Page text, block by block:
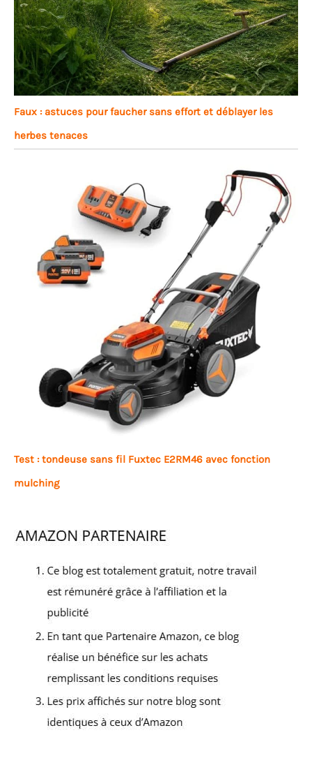
Faux : astuces pour faucher sans effort et déblayer les
herbes tenaces
Test : tondeuse sans fil Fuxtec E2RM46 avec fonction
mulching